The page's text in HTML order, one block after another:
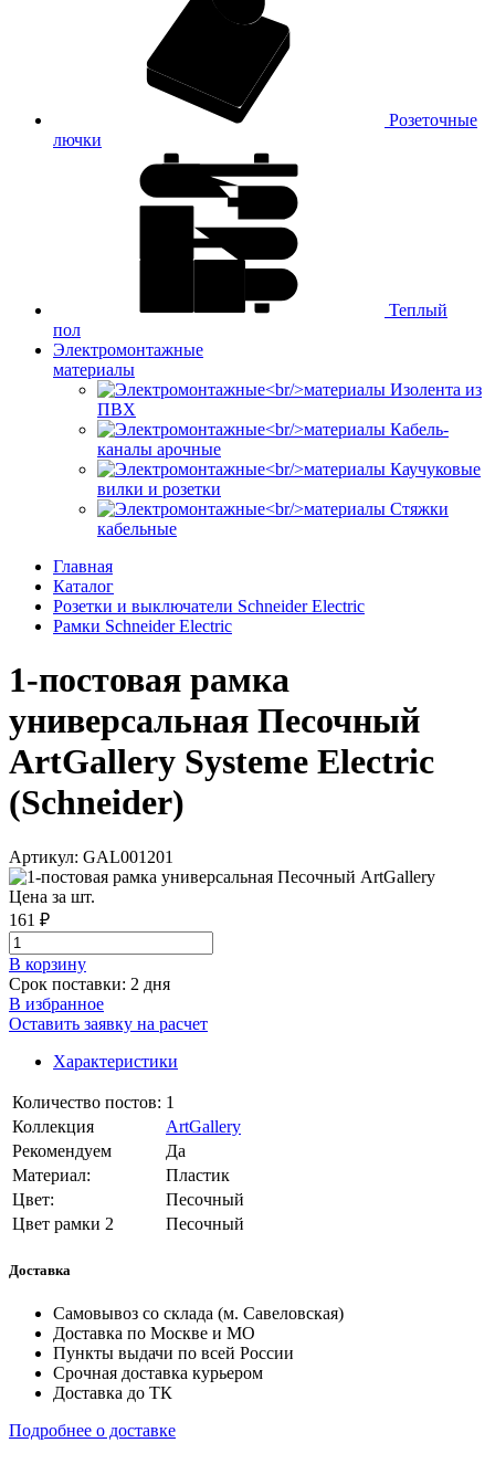
Розеточные
лючки
Теплый
пол
Электромонтажные
материалы
Изолента из
ПВХ
Кабель-
каналы арочные
Каучуковые
вилки и розетки
Стяжки
кабельные
Главная
Каталог
Розетки и выключатели Schneider Electric
Рамки Schneider Electric
1-постовая рамка
универсальная Песочный
ArtGallery Systeme Electric
(Schneider)
Артикул: GAL001201
Цена за шт.
161 ₽
В корзинy
Срок поставки: 2 дня
В избранное
Оставить заявку на расчет
Характеристики
Количество постов: 1
Коллекция
ArtGallery
Рекомендуем
Да
Материал:
Пластик
Цвет:
Песочный
Цвет рамки 2
Песочный
Доставка
Самовывоз со склада (м. Савеловская)
Доставка по Москве и МО
Пункты выдачи по всей России
Срочная доставка курьером
Доставка до ТК
Подробнее о доставке